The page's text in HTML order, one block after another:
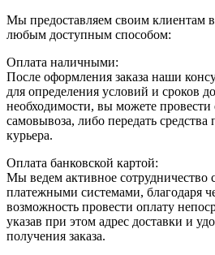
Мы предоставляем своим клиентам
любым доступным способом:
Оплата наличными:
После оформления заказа наши
для определения условий и сроков
необходимости, вы можете провести
самовывоза, либо передать
курьера.
Оплата банковской картой:
Мы ведем активное сотрудничество
платежными системами, благодаря
возможность провести оплату
указав при этом адрес доставки и
получения заказа.